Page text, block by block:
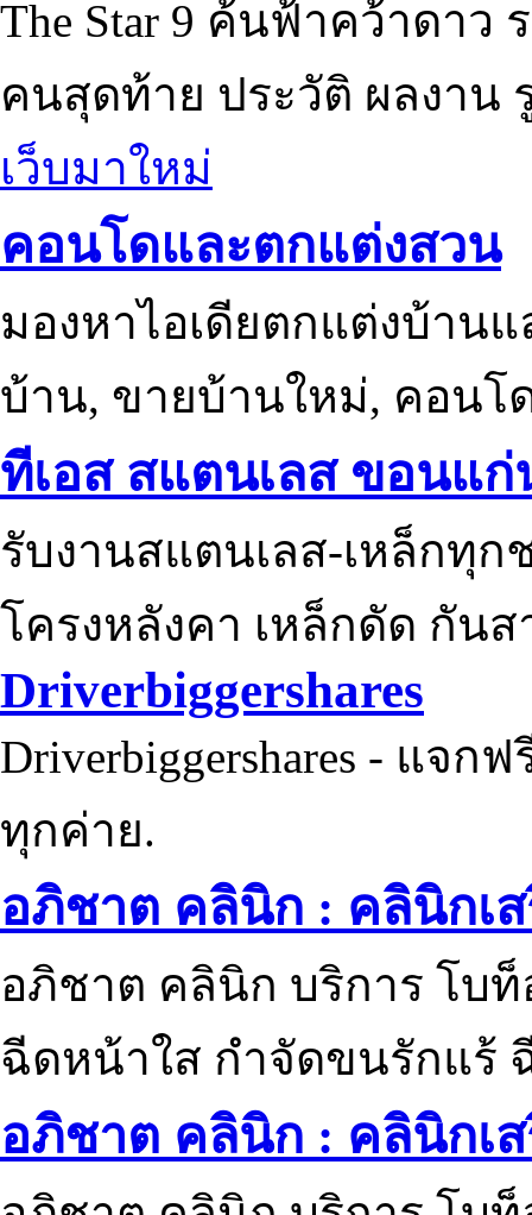
The Star 9 ค้นฟ้าคว้าดาว
คนสุดท้าย ประวัติ ผลงาน
เว็บมาใหม่
คอนโดและตกแต่งสวน
มองหาไอเดียตกแต่งบ้าน
บ้าน, ขายบ้านใหม่, คอนโ
ทีเอส สแตนเลส ขอนแก่
รับงานสแตนเลส-เหล็กทุ
โครงหลังคา เหล็กดัด กัน
Driverbiggershares
Driverbiggershares - แจก
ทุกค่าย.
อภิชาต คลินิก : คลินิกเ
อภิชาต คลินิก บริการ โบ
ฉีดหน้าใส กำจัดขนรักแร้
อภิชาต คลินิก : คลินิกเ